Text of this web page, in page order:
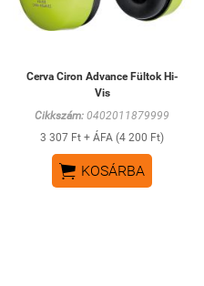
Cerva Ciron Advance Fültok Hi-
Vis
Cikkszám: 0402011879999
3 307 Ft + ÁFA (4 200 Ft)
 KOSÁRBA